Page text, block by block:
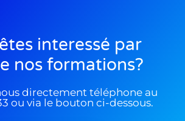
interessé par
nos formations?
directement téléphone au
33 ou via le bouton ci-dessous.